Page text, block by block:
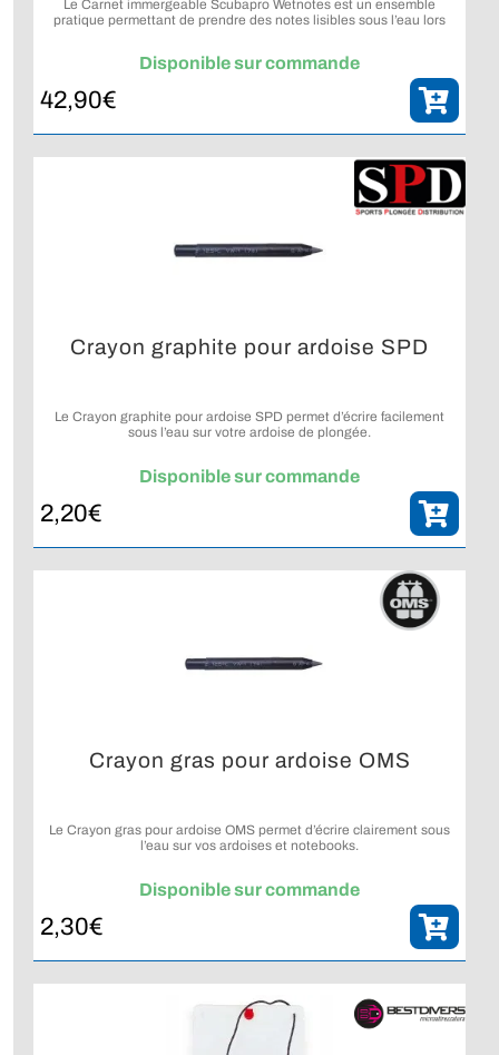
Le Carnet immergeable Scubapro Wetnotes est un ensemble
pratique permettant de prendre des notes lisibles sous l’eau lors
Disponible sur commande
42,90€
Crayon graphite pour ardoise SPD
Le Crayon graphite pour ardoise SPD permet d’écrire facilement
sous l’eau sur votre ardoise de plongée.
Disponible sur commande
2,20€
Crayon gras pour ardoise OMS
Le Crayon gras pour ardoise OMS permet d’écrire clairement sous
l’eau sur vos ardoises et notebooks.
Disponible sur commande
2,30€